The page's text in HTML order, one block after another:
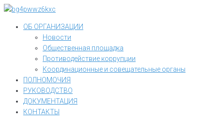
Перейти
контентуОБ ОРГАНИЗАЦИИ
Новости
Общественная площадка
Противодействие коррупции
Координационные и совещательные органы
ПОЛНОМОЧИЯ
РУКОВОДСТВО
ДОКУМЕНТАЦИЯ
КОНТАКТЫ